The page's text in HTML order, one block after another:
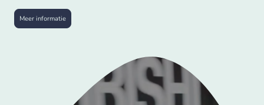
Meer informatie